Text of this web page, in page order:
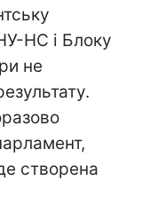
НС і Блоку
не
створена